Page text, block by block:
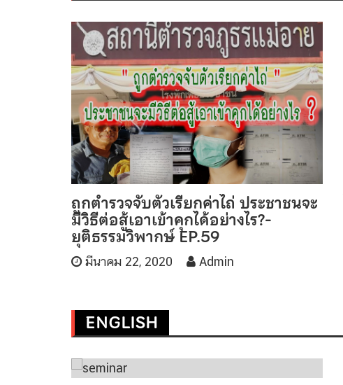
ถูกตำรวจจับตัวเรียกค่าไถ่ ประชาชนจะ
มีวิธีต่อสู้เอาเข้าคุกได้อย่างไร?-
ยุติธรรมวิพากษ์ EP.59
มีนาคม 22, 2020 Admin
ENGLISH